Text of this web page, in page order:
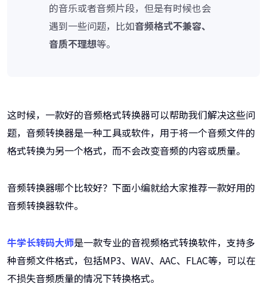
的音乐或者音频片段，但是有时候也会
遇到一些问题，比如音频格式不兼容、
音质不理想等。
这时候，一款好的音频格式转换器可以帮助我们解决这些问
题，音频转换器是一种工具或软件，用于将一个音频文件的
格式转换为另一个格式，而不会改变音频的内容或质量。
音频转换器哪个比较好？下面小编就给大家推荐一款好用的
音频转换器软件。
牛学长转码大师是一款专业的音视频格式转换软件，支持多
种音频文件格式，包括MP3、WAV、AAC、FLAC等，可以在
不损失音频质量的情况下转换格式。